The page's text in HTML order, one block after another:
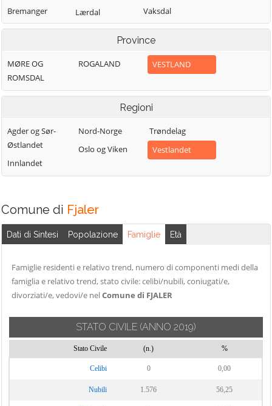
Bremanger
Bømlo
Etne
Fedje
Lærdal
Masfjorden
Osterøy
Vaksdal
Vik
Voss
Øygarden
Province
MØRE OG
ROMSDAL
ROGALAND VESTLAND
Regioni
Agder og Sør-
Østlandet
Innlandet
Nord-Norge
Oslo og Viken
Trøndelag
Vestlandet
Comune di Fjaler
Dati di Sintesi Popolazione Famiglie Età
Famiglie residenti e relativo trend, numero di componenti medi della
famiglia e relativo trend, stato civile: celibi/nubili, coniugati/e,
divorziati/e, vedovi/e nelComune di FJALER
STATO CIVILE (ANNO 2019)
Stato Civile (n.) %
Celibi 0 0,00
Nubili 1.576 56,25